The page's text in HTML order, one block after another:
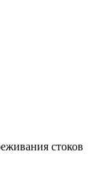
стоков